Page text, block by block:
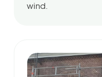
wind.